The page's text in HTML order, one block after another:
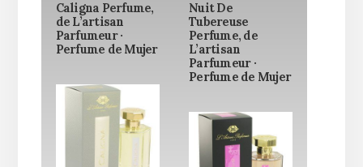
Caligna Perfume,
de L’artisan
Parfumeur ·
Perfume de Mujer
Nuit De
Tubereuse
Perfume, de
L’artisan
Parfumeur ·
Perfume de Mujer